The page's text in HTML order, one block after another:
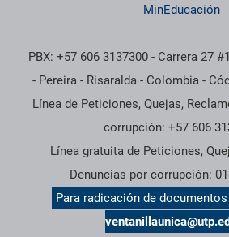
MinEducación
PBX: +57 606 3137300 - Carrera 27
- Pereira - Risaralda - Colombia -
Línea de Peticiones, Quejas,
corrupción: +57 606
Línea gratuita de Peticiones,
Denuncias por corrupción:
Para radicación de